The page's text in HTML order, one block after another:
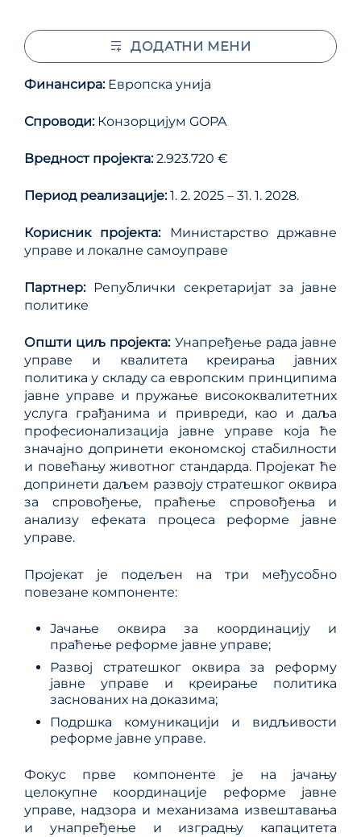
Финансира:Европска унија
Спроводи:Конзорцијум GOPA
Вредност пројекта:2.923.720 €
Период реализације:1. 2. 2025 – 31. 1. 2028.
Корисник пројекта: Министарство државне
управе и локалне самоуправе
Партнер:Републички секретаријат за јавне
политике
Општи циљ пројекта: Унапређење рада јавне
управе и квалитета креирања јавних
политика у складу са европским принципима
јавне управе и пружање висококвалитетних
услуга грађанима и привреди, као и даља
професионализација јавне управе која ће
значајно допринети економској стабилности
и повећању животног стандарда. Пројекат ће
допринети даљем развоју стратешког оквира
за спровођење, праћење спровођења и
анализу ефеката процеса реформе јавне
управе.
Пројекат је подељен на три међусобно
повезане компоненте:
Јачање оквира за координацију и
праћење реформе јавне управе;
Развој стратешког оквира за реформу
јавне управе и креирање политика
заснованих на доказима;
Подршка комуникацији и видљивости
реформе јавне управе.
Фокус прве компоненте је на јачању
целокупне координације реформе јавне
управе, надзора и механизама извештавања
и унапређење и изградњу капацитета
ДОДАТНИ МЕНИ